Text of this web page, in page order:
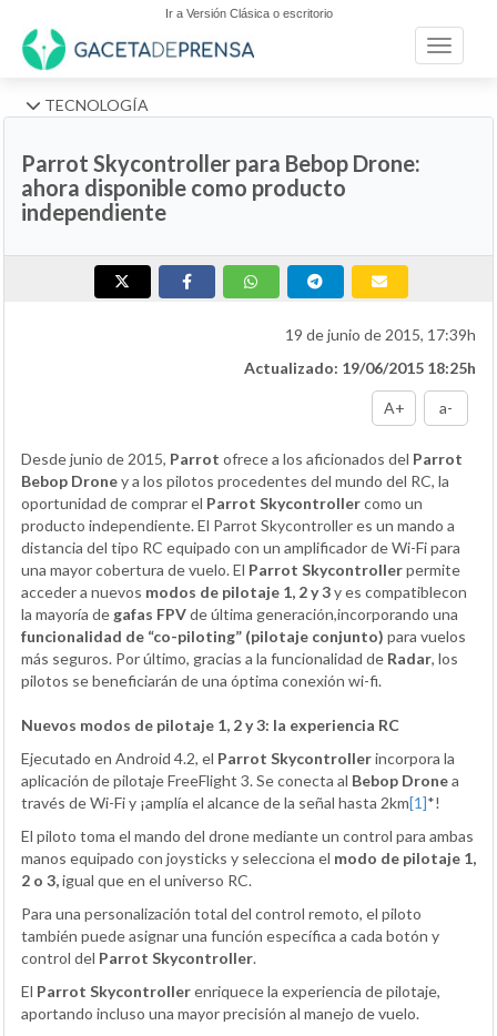
Ir a Versión Clásica o escritorio
Toggle
TECNOLOGÍA
Parrot Skycontroller para Bebop Drone:
ahora disponible como producto
independiente
19 de junio de 2015, 17:39h
Actualizado: 19/06/2015 18:25h
A+ a-
Desde junio de 2015, Parrot ofrece a los aficionados del Parrot
Bebop Droney a los pilotos procedentes del mundo del RC, la
oportunidad de comprar el Parrot Skycontrollercomo un
producto independiente. El Parrot Skycontroller es un mando a
distancia del tipo RC equipado con un amplificador de Wi-Fi para
una mayor cobertura de vuelo. El Parrot Skycontrollerpermite
acceder a nuevos modos de pilotaje 1, 2 y 3y es compatiblecon
la mayoría de gafas FPVde última generación,incorporando una
funcionalidad de “co-piloting” (pilotaje conjunto) para vuelos
más seguros. Por último, gracias a la funcionalidad de Radar, los
pilotos se beneficiarán de una óptima conexión wi-fi.
Nuevos modos de pilotaje 1, 2 y 3: la experiencia RC
Ejecutado en Android 4.2, el Parrot Skycontrollerincorpora la
aplicación de pilotaje FreeFlight 3. Se conecta al Bebop Dronea
través de Wi-Fi y ¡amplía el alcance de la señal hasta 2km[1]*!
El piloto toma el mando del drone mediante un control para ambas
manos equipado con joysticks y selecciona el modo de pilotaje 1,
2 o 3,igual que en el universo RC.
Para una personalización total del control remoto, el piloto
también puede asignar una función específica a cada botón y
control del Parrot Skycontroller.
El Parrot Skycontrollerenriquece la experiencia de pilotaje,
aportando incluso una mayor precisión al manejo de vuelo.